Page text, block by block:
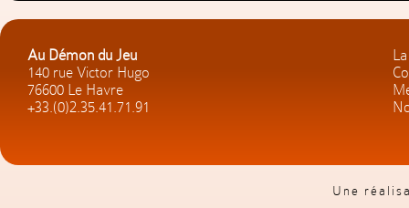
Au Démon du Jeu
140 rue Victor Hugo
76600 Le Havre
+33.(0)2.35.41.71.91
Une